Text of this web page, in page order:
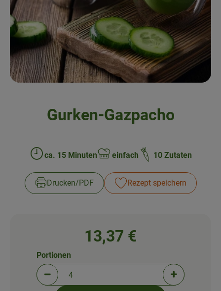
Frisches
Angebote & Neues
Naturwaren
Vorratskammer
So geht’s
Über Grünland
Gurken-Gazpacho
Zubreitungszeit:
ca. 15 Minuten
Schwierigkeit:
einfach 10 Zutaten
Drucken​/​PDF Rezept speichern
13,37 €
Portionen verringern (aktuell 4 Portionen
Portionen
Portionen